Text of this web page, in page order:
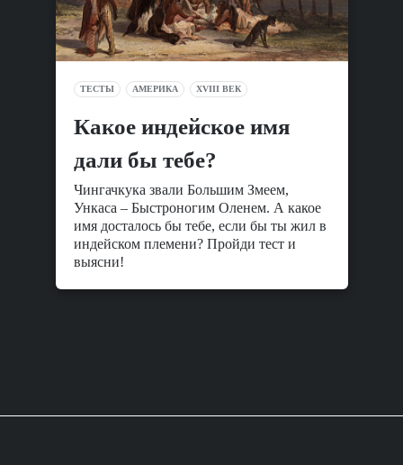
ТЕСТЫ АМЕРИКА XVIII ВЕК
Какое индейское имя
дали бы тебе?
Чингачкука звали Большим Змеем,
Ункаса – Быстроногим Оленем. А какое
имя досталось бы тебе, если бы ты жил в
индейском племени? Пройди тест и
выясни!